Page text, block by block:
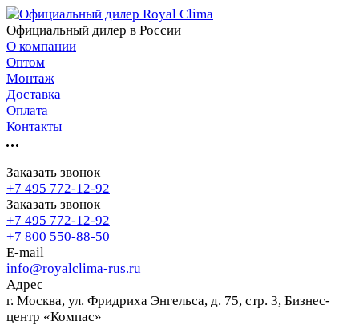
Официальный дилер в России
О компании
Оптом
Монтаж
Доставка
Оплата
Контакты
Заказать звонок
+7 495 772-12-92
Заказать звонок
+7 495 772-12-92
+7 800 550-88-50
E-mail
info@royalclima-rus.ru
Адрес
г. Москва, ул. Фридриха Энгельса, д. 75, стр. 3, Бизнес-
центр «Компас»